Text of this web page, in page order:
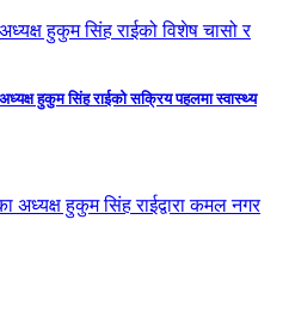
हुकुम सिंह राईको विशेष चासो र
हुकुम सिंह राईको सक्रिय पहलमा स्वास्थ्य
हुकुम सिंह राईद्वारा कमल नगर